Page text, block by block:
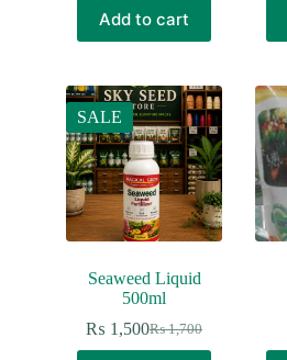
was:
₨ 1,200.
is:
₨ 1,000.
Add to cart
SALE
Seaweed Liquid
500ml
₨1,700
Original
₨ 1,500Current